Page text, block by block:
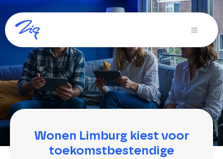
naar
inhoud
Toggle
Oplossingen voor
Producten
Diensten
Zig365 | Demo
Wonen Limburg kiest voor
toekomstbestendige